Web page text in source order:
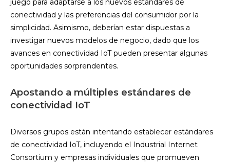
juego para adaptarse a los nuevos estándares de
conectividad y las preferencias del consumidor por la
simplicidad. Asimismo, deberían estar dispuestas a
investigar nuevos modelos de negocio, dado que los
avances en conectividad IoT pueden presentar algunas
oportunidades sorprendentes.
Apostando a múltiples estándares de
conectividad IoT
Diversos grupos están intentando establecer estándares
de conectividad IoT, incluyendo el Industrial Internet
Consortium y empresas individuales que promueven